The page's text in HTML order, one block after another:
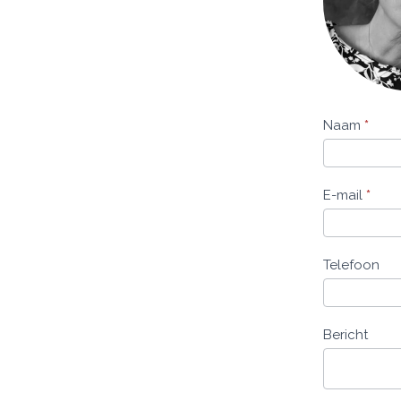
Naam*
E-mail*
Telefoon
Bericht